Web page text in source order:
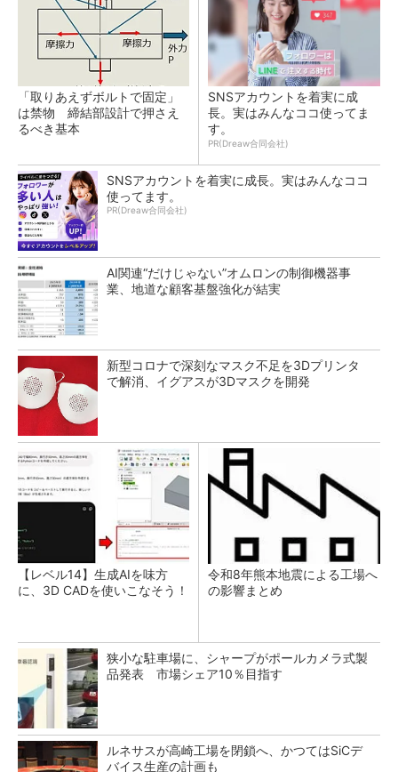
「取りあえずボルトで固定」
は禁物 締結部設計で押さえ
るべき基本
SNSアカウントを着実に成
長。実はみんなココ使ってま
す。
PR(Dreaw合同会社)
SNSアカウントを着実に成長。実はみんなココ
使ってます。
PR(Dreaw合同会社)
AI関連“だけじゃない”オムロンの制御機器事
業、地道な顧客基盤強化が結実
新型コロナで深刻なマスク不足を3Dプリンタ
で解消、イグアスが3Dマスクを開発
【レベル14】生成AIを味方
に、3D CADを使いこなそう！
令和8年熊本地震による工場へ
の影響まとめ
狭小な駐車場に、シャープがポールカメラ式製
品発表 市場シェア10％目指す
ルネサスが高崎工場を閉鎖へ、かつてはSiCデ
バイス生産の計画も